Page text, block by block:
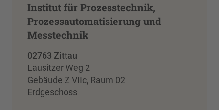
Institut für Prozesstechnik,
Prozessautomatisierung und
Messtechnik
02763 Zittau
Lausitzer Weg 2
Gebäude Z VIIc, Raum 02
Erdgeschoss